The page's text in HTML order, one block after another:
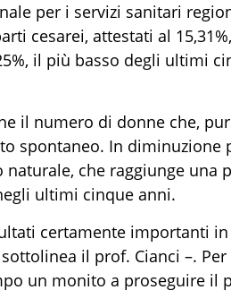
per i servizi sanitari
cesarei, attestati al
il più basso degli ultimi
il numero di donne che,
spontaneo. In
che raggiunge una
ultimi cinque anni.
certamente importanti
il prof. Cianci –.
un monito a proseguire il